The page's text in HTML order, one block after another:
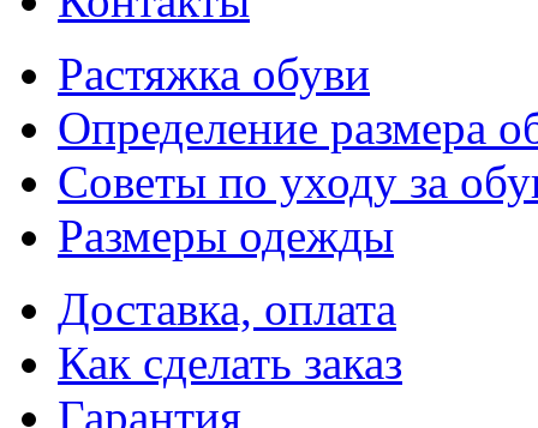
Растяжка обуви
Определение размера
Советы по уходу за
Размеры одежды
Доставка, оплата
Как сделать заказ
Гарантия